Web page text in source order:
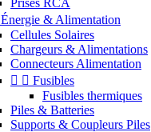
Prises RCA
Énergie & Alimentation
Cellules Solaires
Chargeurs & Alimentations
Connecteurs Alimentation
  Fusibles
Fusibles thermiques
Piles & Batteries
Supports & Coupleurs Piles